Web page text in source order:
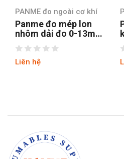
PANME đo ngoài cơ khí
Panme đo ngoài cơ
khí dải đo 0-150mm
Mitutoyo 104-135A
Liên hệ